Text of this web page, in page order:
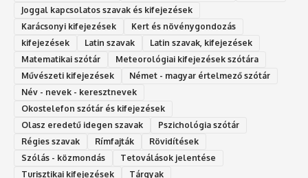
Joggal kapcsolatos szavak és kifejezések
Karácsonyi kifejezések
Kert és növénygondozás
kifejezések
Latin szavak
Latin szavak, kifejezések
Matematikai szótár
Meteorológiai kifejezések szótára
Művészeti kifejezések
Német - magyar értelmező szótár
Név - nevek - keresztnevek
Okostelefon szótár és kifejezések
Olasz eredetű idegen szavak
Ps‮gólohciz‬ia s‮átóz‬r
Régies szavak
Rímfajták
Rövidítések
Szólás - közmondás
Tetoválások jelentése
Turisztikai kifejezések
Tárgyak